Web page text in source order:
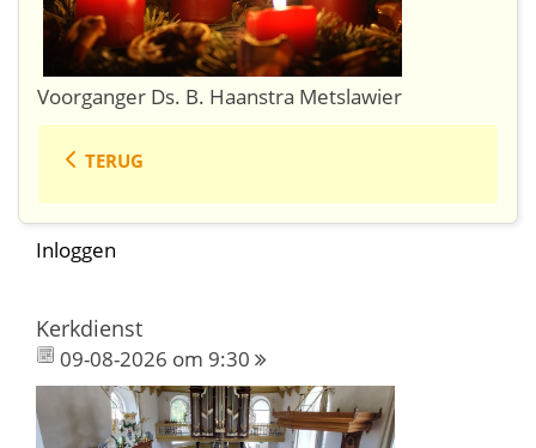
Voorganger Ds. B. Haanstra Metslawier
TERUG
Inloggen
Kerkdienst
09-08-2026 om 9:30